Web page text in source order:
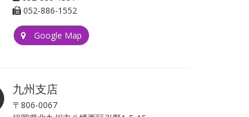
052-886-1552
Google Map
九州支店
〒806-0067